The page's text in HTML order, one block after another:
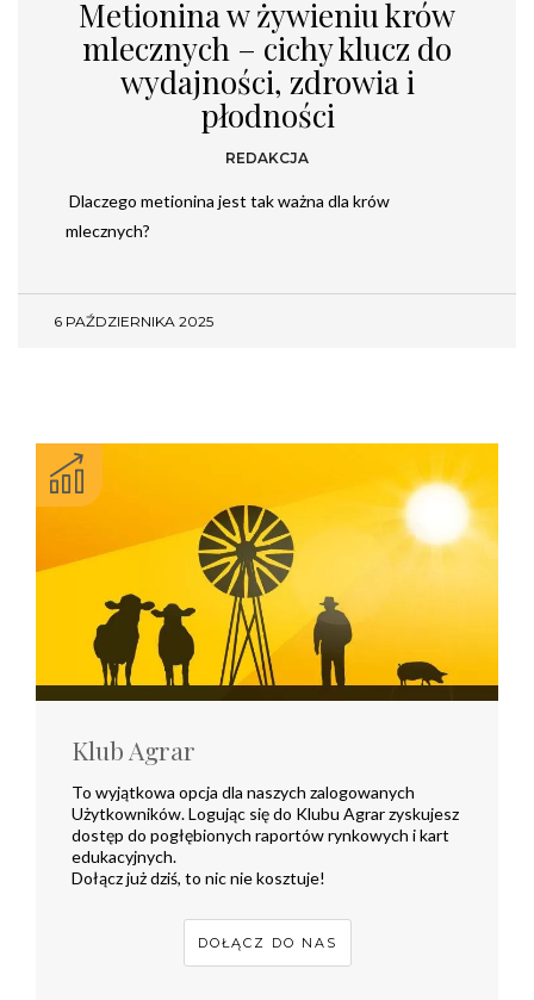
Metionina w żywieniu krów
mlecznych – cichy klucz do
wydajności, zdrowia i
płodności
REDAKCJA
Dlaczego metionina jest tak ważna dla krów
mlecznych?
6 PAŹDZIERNIKA 2025
Klub Agrar
To wyjątkowa opcja dla naszych zalogowanych
Użytkowników. Logując się do Klubu Agrar zyskujesz
dostęp do pogłębionych raportów rynkowych i kart
edukacyjnych.
Dołącz już dziś, to nic nie kosztuje!
DOŁĄCZ DO NAS